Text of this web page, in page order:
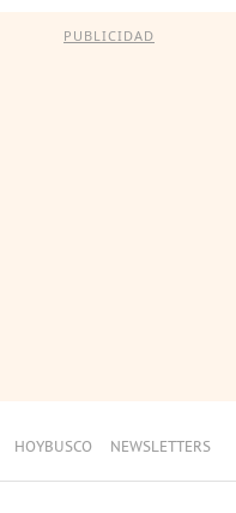
PUBLICIDAD
HOYBUSCO NEWSLETTERS